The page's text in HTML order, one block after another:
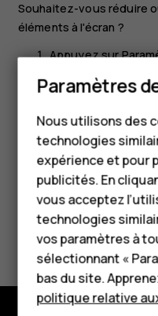
HMD Terra
Pour les
Tablettes
Boutique
Mon compte
Souhaitez-vous réduire
éléments à l'écran ?
Appuyez sur
Appuyez surTaille
taille d'affichage.
Avez-vous trouvé
Oui Non
Paramètres
Nous utilisons des
technologies
expérience et pour
publicités. En
vous acceptez
technologies
vos paramètres à
sélectionnant «
bas du site.
politique relative